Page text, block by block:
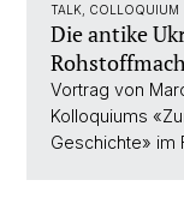
TALK, COLLOQUIUM
Die antike
Vortrag von
Kolloquiums
Geschichte» im